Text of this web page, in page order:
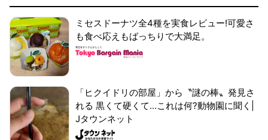
ミセスドーナツ全4種を実食レビュー!可愛さ
も食べ応えもばっちりで大満足。
「ヒクイドリの部屋」から〝謎の棒〟発見さ
れる 黒くて硬くて...これは何?動物園に聞く|
Jタウンネット